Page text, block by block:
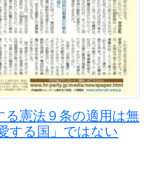
る憲法９条の適用は無
する国」ではない